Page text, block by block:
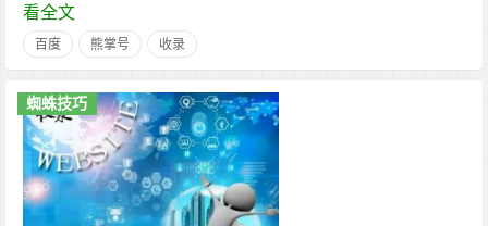
看全文
百度 熊掌号 收录
蜘蛛技巧